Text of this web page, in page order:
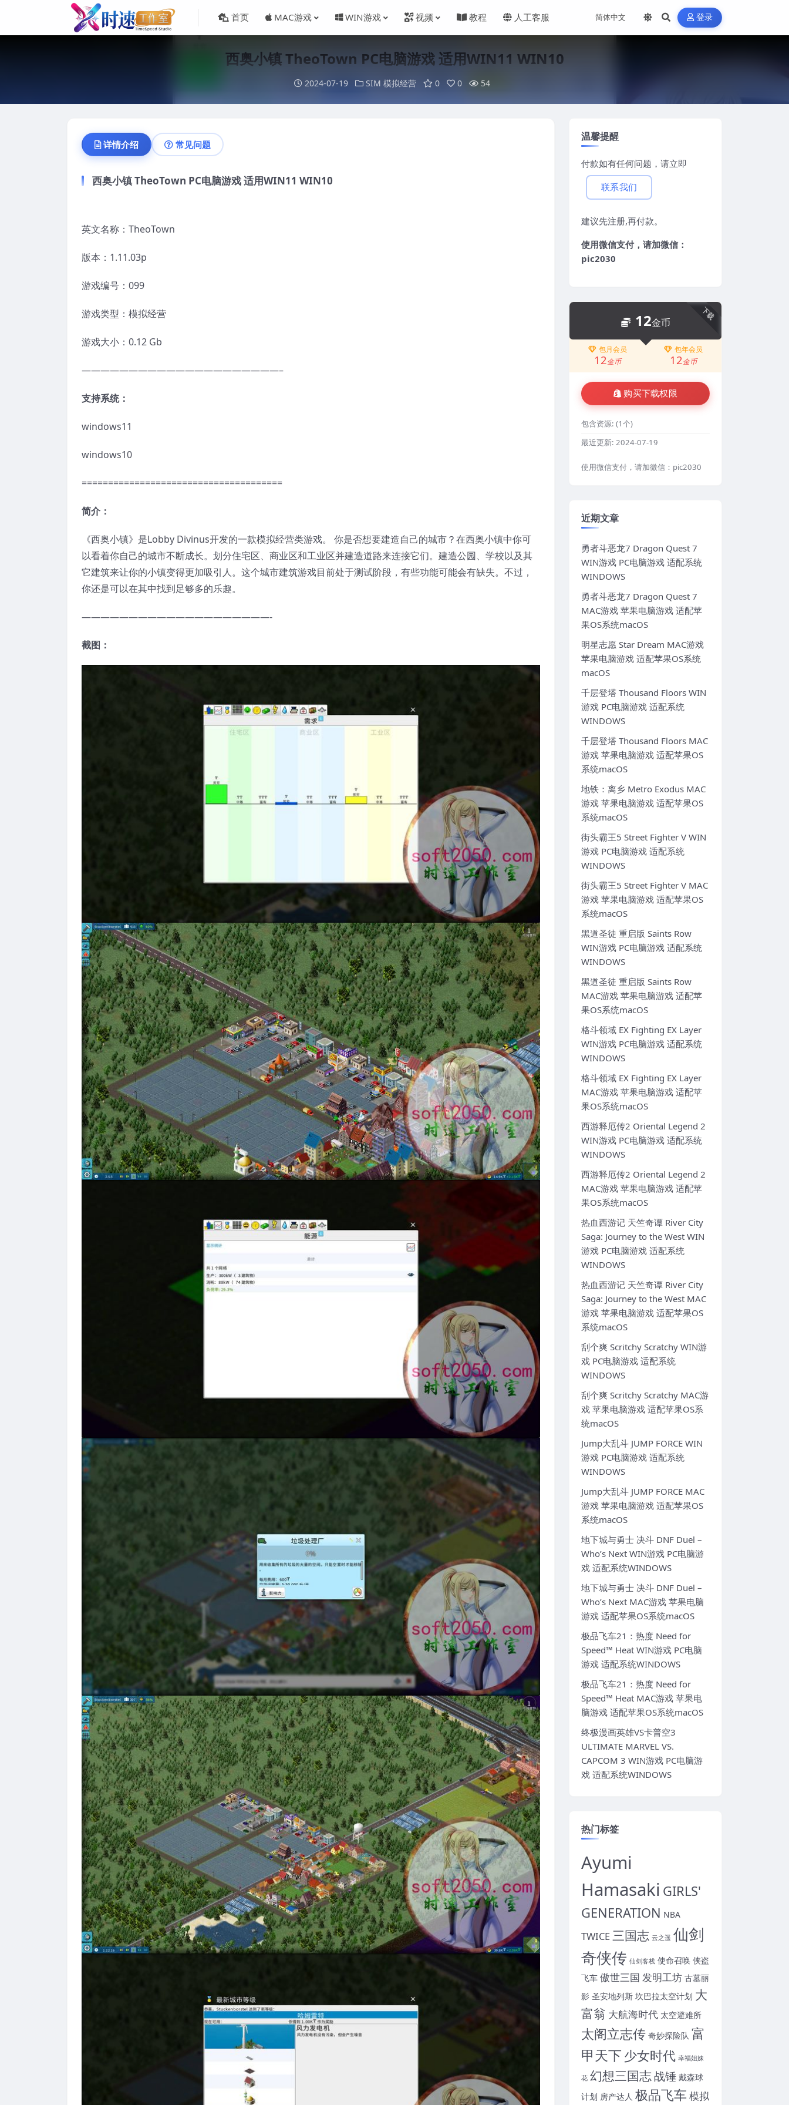
首页 MAC游戏 WIN游戏 视频 教程 人工客服 登录
西奥小镇 TheoTown PC电脑游戏 适用WIN11 WIN10
2024-07-19 SIM 模拟经营 0 0 54
详情介绍 常见问题
西奥小镇 TheoTown PC电脑游戏 适用WIN11 WIN10
英文名称：TheoTown
版本：1.11.03p
游戏编号：099
游戏类型：模拟经营
游戏大小：0.12 Gb
—————————————————————–
支持系统：
windows11
windows10
======================================
简介：
《西奥小镇》是Lobby Divinus开发的一款模拟经营类游戏。 你是否想要建造自己的城市？在西奥小镇中你可
以看着你自己的城市不断成长。划分住宅区、商业区和工业区并建造道路来连接它们。建造公园、学校以及其
它建筑来让你的小镇变得更加吸引人。这个城市建筑游戏目前处于测试阶段，有些功能可能会有缺失。不过，
你还是可以在其中找到足够多的乐趣。
————————————————————-
截图：
温馨提醒
付款如有任何问题，请立即
联系我们
建议先注册,再付款。
使用微信支付，请加微信：
pic2030
下载
12金币
包月会员
12金币
包年会员
12金币
购买下载权限
包含资源: (1个)
最近更新: 2024-07-19
使用微信支付，请加微信：pic2030
近期文章
勇者斗恶龙7 Dragon Quest 7
WIN游戏 PC电脑游戏 适配系统
WINDOWS
勇者斗恶龙7 Dragon Quest 7
MAC游戏 苹果电脑游戏 适配苹
果OS系统macOS
明星志愿 Star Dream MAC游戏
苹果电脑游戏 适配苹果OS系统
macOS
千层登塔 Thousand Floors WIN
游戏 PC电脑游戏 适配系统
WINDOWS
千层登塔 Thousand Floors MAC
游戏 苹果电脑游戏 适配苹果OS
系统macOS
地铁：离乡 Metro Exodus MAC
游戏 苹果电脑游戏 适配苹果OS
系统macOS
街头霸王5 Street Fighter V WIN
游戏 PC电脑游戏 适配系统
WINDOWS
街头霸王5 Street Fighter V MAC
游戏 苹果电脑游戏 适配苹果OS
系统macOS
黑道圣徒 重启版 Saints Row
WIN游戏 PC电脑游戏 适配系统
WINDOWS
黑道圣徒 重启版 Saints Row
MAC游戏 苹果电脑游戏 适配苹
果OS系统macOS
格斗领域 EX Fighting EX Layer
WIN游戏 PC电脑游戏 适配系统
WINDOWS
格斗领域 EX Fighting EX Layer
MAC游戏 苹果电脑游戏 适配苹
果OS系统macOS
西游释厄传2 Oriental Legend 2
WIN游戏 PC电脑游戏 适配系统
WINDOWS
西游释厄传2 Oriental Legend 2
MAC游戏 苹果电脑游戏 适配苹
果OS系统macOS
热血西游记 天竺奇谭 River City
Saga: Journey to the West WIN
游戏 PC电脑游戏 适配系统
WINDOWS
热血西游记 天竺奇谭 River City
Saga: Journey to the West MAC
游戏 苹果电脑游戏 适配苹果OS
系统macOS
刮个爽 Scritchy Scratchy WIN游
戏 PC电脑游戏 适配系统
WINDOWS
刮个爽 Scritchy Scratchy MAC游
戏 苹果电脑游戏 适配苹果OS系
统macOS
Jump大乱斗 JUMP FORCE WIN
游戏 PC电脑游戏 适配系统
WINDOWS
Jump大乱斗 JUMP FORCE MAC
游戏 苹果电脑游戏 适配苹果OS
系统macOS
地下城与勇士 决斗 DNF Duel –
Who’s Next WIN游戏 PC电脑游
戏 适配系统WINDOWS
地下城与勇士 决斗 DNF Duel –
Who’s Next MAC游戏 苹果电脑
游戏 适配苹果OS系统macOS
极品飞车21：热度 Need for
Speed™ Heat WIN游戏 PC电脑
游戏 适配系统WINDOWS
极品飞车21：热度 Need for
Speed™ Heat MAC游戏 苹果电
脑游戏 适配苹果OS系统macOS
终极漫画英雄VS卡普空3
ULTIMATE MARVEL VS.
CAPCOM 3 WIN游戏 PC电脑游
戏 适配系统WINDOWS
热门标签
Ayumi
Hamasaki GIRLS'
GENERATION NBA
TWICE三国志 云之遥 仙剑
奇侠传 仙剑客栈 使命召唤 侠盗
飞车 傲世三国 发明工坊 古墓丽
影 圣安地列斯 坎巴拉太空计划 大
富翁 大航海时代 太空避难所
太阁立志传 奇妙探险队 富
甲天下 少女时代 幸福姐妹
花 幻想三国志战锤 戴森球
计划 房产达人 极品飞车 模拟